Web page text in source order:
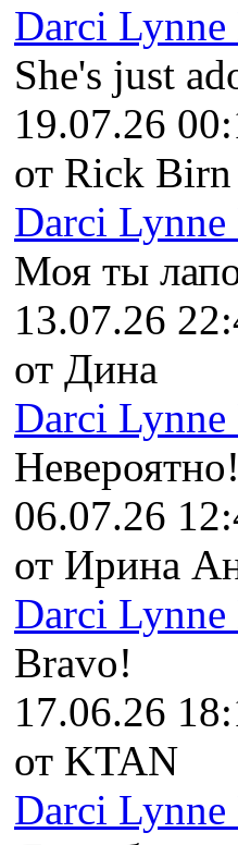
Darci Lynne
She's just
19.07.26
от Rick Birn
Darci Lynne
Моя ты
13.07.26
от Дина
Darci Lynne
Невероятно!
06.07.26
от Ирина
Darci Lynne
Bravo!
17.06.26
от KTAN
Darci Lynne